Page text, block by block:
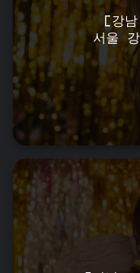
[강
서울